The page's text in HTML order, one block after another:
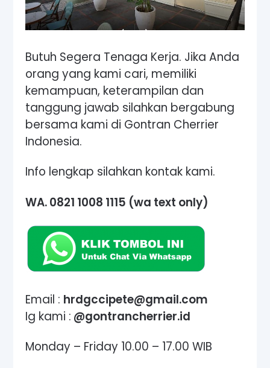
Butuh Segera Tenaga Kerja. Jika Anda
orang yang kami cari, memiliki
kemampuan, keterampilan dan
tanggung jawab silahkan bergabung
bersama kami di Gontran Cherrier
Indonesia.
Info lengkap silahkan kontak kami.
WA. 0821 1008 1115 (wa text only)
Email : hrdgccipete@gmail.com
Ig kami : @gontrancherrier.id
Monday – Friday 10.00 – 17.00 WIB